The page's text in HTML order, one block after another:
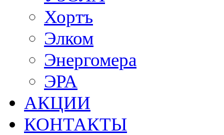
Хортъ
Элком
Энергомера
ЭРА
АКЦИИ
КОНТАКТЫ